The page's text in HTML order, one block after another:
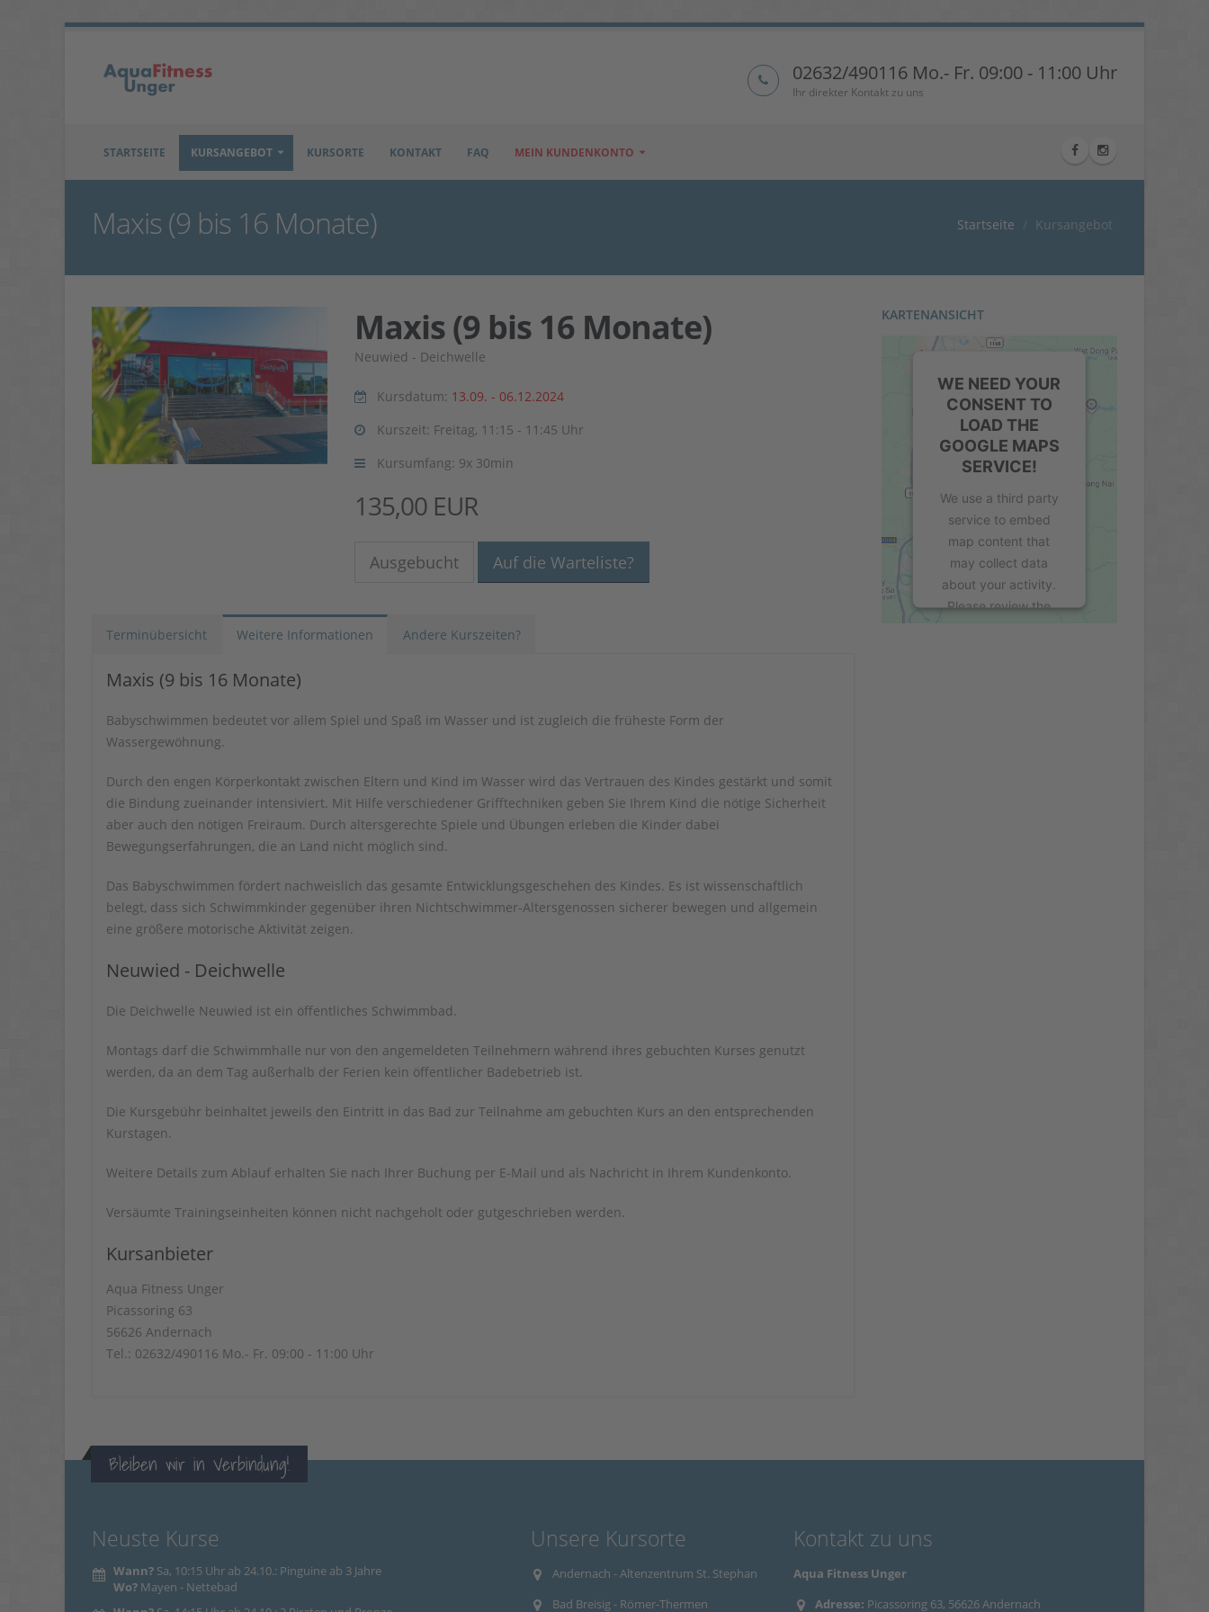
02632/490116 Mo.- Fr. 09:00 - 11:00 Uhr
Ihr direkter Kontakt zu uns
STARTSEITE KURSANGEBOT KURSORTE KONTAKT FAQ MEIN KUNDENKONTO
Maxis (9 bis 16 Monate) Startseite Kursangebot
Maxis (9 bis 16 Monate)
Neuwied - Deichwelle
Kursdatum: 13.09. - 06.12.2024
Kurszeit: Freitag, 11:15 - 11:45 Uhr
Kursumfang: 9x 30min
135,00 EUR
Ausgebucht Auf die Warteliste?
Terminübersicht Weitere Informationen Andere Kurszeiten?
Maxis (9 bis 16 Monate)
Babyschwimmen bedeutet vor allem Spiel und Spaß im Wasser und ist zugleich die früheste Form der
Wassergewöhnung.
Durch den engen Körperkontakt zwischen Eltern und Kind im Wasser wird das Vertrauen des Kindes gestärkt und somit
die Bindung zueinander intensiviert. Mit Hilfe verschiedener Grifftechniken geben Sie Ihrem Kind die nötige Sicherheit
aber auch den nötigen Freiraum. Durch altersgerechte Spiele und Übungen erleben die Kinder dabei
Bewegungserfahrungen, die an Land nicht möglich sind.
Das Babyschwimmen fördert nachweislich das gesamte Entwicklungsgeschehen des Kindes. Es ist wissenschaftlich
belegt, dass sich Schwimmkinder gegenüber ihren Nichtschwimmer-Altersgenossen sicherer bewegen und allgemein
eine größere motorische Aktivität zeigen.
Neuwied - Deichwelle
Die Deichwelle Neuwied ist ein öffentliches Schwimmbad.
Montags darf die Schwimmhalle nur von den angemeldeten Teilnehmern während ihres gebuchten Kurses genutzt
werden, da an dem Tag außerhalb der Ferien kein öffentlicher Badebetrieb ist.
Die Kursgebühr beinhaltet jeweils den Eintritt in das Bad zur Teilnahme am gebuchten Kurs an den entsprechenden
Kurstagen.
Weitere Details zum Ablauf erhalten Sie nach Ihrer Buchung per E-Mail und als Nachricht in Ihrem Kundenkonto.
Versäumte Trainingseinheiten können nicht nachgeholt oder gutgeschrieben werden.
Kursanbieter
Aqua Fitness Unger
Picassoring 63
56626 Andernach
Tel.: 02632/490116 Mo.- Fr. 09:00 - 11:00 Uhr
KARTENANSICHT
WE NEED YOUR
CONSENT TO
LOAD THE
GOOGLE MAPS
SERVICE!
We use a third party
service to embed
map content that
may collect data
about your activity.
Please review the
Bleiben wir in Verbindung!
Neuste Kurse
Wann? Sa, 10:15 Uhr ab 24.10.: Pinguine ab 3 Jahre
Wo? Mayen - Nettebad
Unsere Kursorte
Andernach - Altenzentrum St. Stephan
Bad Breisig - Römer-Thermen
Kontakt zu uns
Aqua Fitness Unger
Adresse: Picassoring 63, 56626 Andernach